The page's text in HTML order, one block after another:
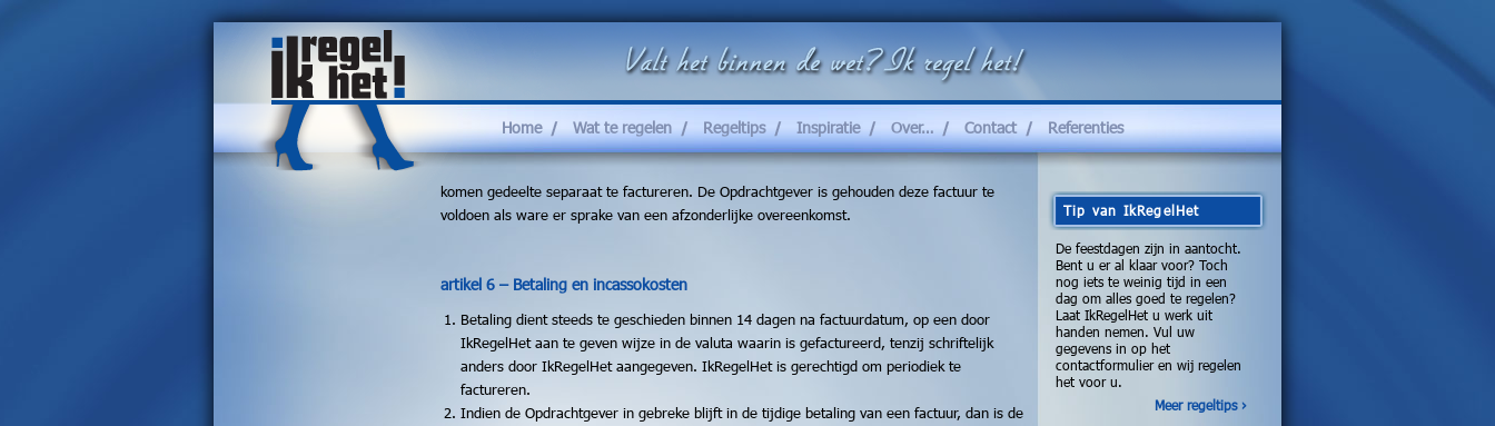
Home Wat te regelen Regeltips Inspiratie Over… Contact Referenties
komen gedeelte separaat te factureren. De Opdrachtgever is gehouden deze factuur te
voldoen als ware er sprake van een afzonderlijke overeenkomst.
artikel 6 – Betaling en incassokosten
Betaling dient steeds te geschieden binnen 14 dagen na factuurdatum, op een door
IkRegelHet aan te geven wijze in de valuta waarin is gefactureerd, tenzij schriftelijk
anders door IkRegelHet aangegeven. IkRegelHet is gerechtigd om periodiek te
factureren.
Indien de Opdrachtgever in gebreke blijft in de tijdige betaling van een factuur, dan is de
Tip van IkRegelHet
De feestdagen zijn in aantocht.
Bent u er al klaar voor? Toch
nog iets te weinig tijd in een
dag om alles goed te regelen?
Laat IkRegelHet u werk uit
handen nemen. Vul uw
gegevens in op het
contactformulier en wij regelen
het voor u.
Meer regeltips ›